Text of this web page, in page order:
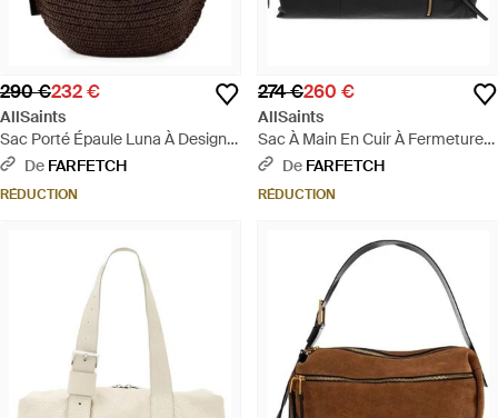
290 €232 €
AllSaints
Sac Porté Épaule Luna À Design
Tressé Et Bride En Cuir - Marron
De FARFETCH
RÉDUCTION
274 €260 €
AllSaints
Sac À Main En Cuir À Fermeture
Zippée - Noir
De FARFETCH
RÉDUCTION